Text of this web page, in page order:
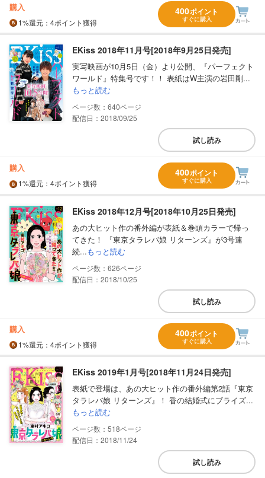
購入
1%還元 ：4ポイント獲得
400ポイント
すぐに購入
EKiss 2018年11月号[2018年9月25日発売]
実写映画が10月5日（金）より公開、『パーフェクト
ワールド』特集号です！！ 表紙はW主演の岩田剛...
もっと読む
640
配信日：2018/09/25
試し読み
購入
1%還元 ：4ポイント獲得
400ポイント
すぐに購入
EKiss 2018年12月号[2018年10月25日発売]
あの大ヒット作の番外編が表紙＆巻頭カラーで帰っ
てきた！ 『東京タラレバ娘 リターンズ』が3号連
続...もっと読む
626
配信日：2018/10/25
試し読み
購入
1%還元 ：4ポイント獲得
400ポイント
すぐに購入
EKiss 2019年1月号[2018年11月24日発売]
表紙で登場は、あの大ヒット作の番外編第2話『東京
タラレバ娘 リターンズ』！ 香の結婚式にブライズ...
もっと読む
518
配信日：2018/11/24
試し読み